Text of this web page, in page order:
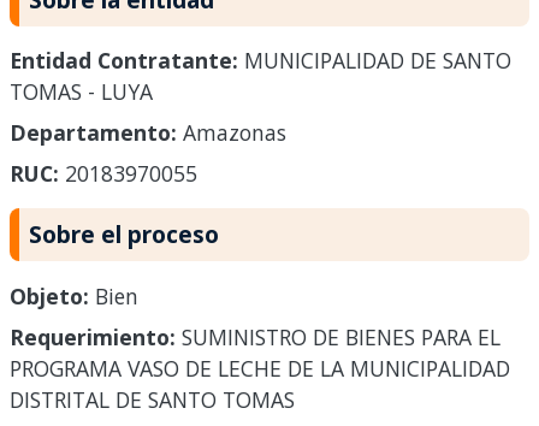
Entidad Contratante: MUNICIPALIDAD DE SANTO
TOMAS - LUYA
Departamento: Amazonas
RUC: 20183970055
Sobre el proceso
Objeto: Bien
Requerimiento: SUMINISTRO DE BIENES PARA EL
PROGRAMA VASO DE LECHE DE LA MUNICIPALIDAD
DISTRITAL DE SANTO TOMAS